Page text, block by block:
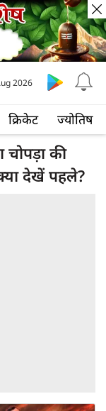
क्रिकेट ज्योतिष
2026
चोपड़ा की
देखें पहले?